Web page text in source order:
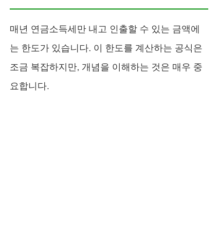
매년 연금소득세만 내고 인출할 수 있는 금액에
는 한도가 있습니다. 이 한도를 계산하는 공식은
조금 복잡하지만, 개념을 이해하는 것은 매우 중
요합니다.